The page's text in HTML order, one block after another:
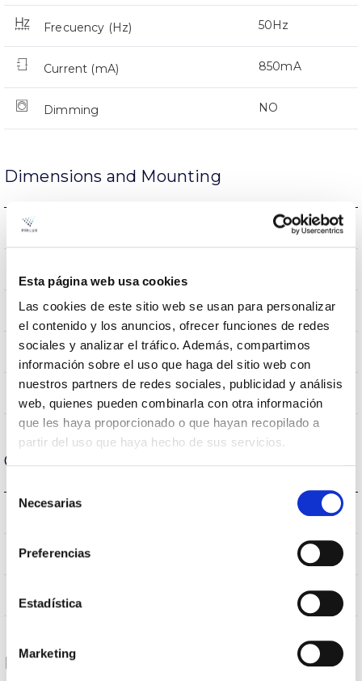
Esta página web usa cookies
Las cookies de este sitio web se usan para personalizar
el contenido y los anuncios, ofrecer funciones de redes
sociales y analizar el tráfico. Además, compartimos
información sobre el uso que haga del sitio web con
nuestros partners de redes sociales, publicidad y análisis
web, quienes pueden combinarla con otra información
que les haya proporcionado o que hayan recopilado a
partir del uso que haya hecho de sus servicios.
Necesarias
Preferencias
Estadística
Marketing
Frecuency (Hz) 50Hz
Current (mA) 850mA
Dimming NO
Dimensions and Mounting
Mounting position Suspended
Linkable NO
Lighting Directa
Optical data
3.000K
CRI Colour rendering index ≥80
Opening angle 120
Housing and Finish